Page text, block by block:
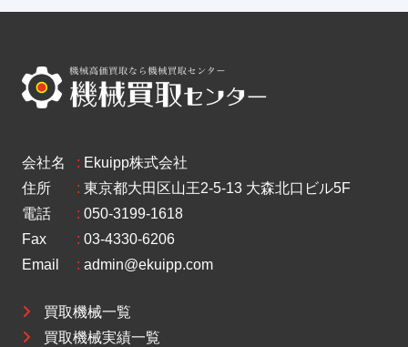
会社名 : Ekuipp株式会社
住所
: 東京都大田区山王2-5-13 大森北口ビル5F
電話
: 050-3199-1618
Fax
: 03-4330-6206
Email
: admin@ekuipp.com
買取機械一覧
買取機械実績一覧